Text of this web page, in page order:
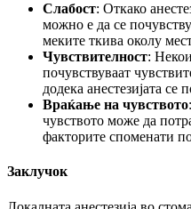
Слабост: Откако
можно е да се
меките ткива околу
Чувствителност:
почувствуваат
додека анестезијата се
Враќање на чувството
чувството може да
факторите споменати
Заклучок